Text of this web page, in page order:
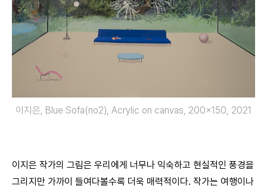
이지은, Blue Sofa(no2), Acrylic on canvas, 200×150, 2021
이지은 작가의 그림은 우리에게 너무나 익숙하고 현실적인 풍경을
그리지만 가까이 들여다볼수록 더욱 매력적이다. 작가는 여행이나